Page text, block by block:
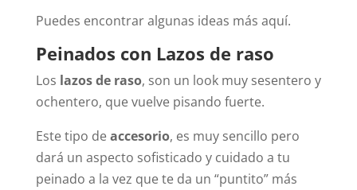
Puedes encontrar algunas ideas más aquí.
Peinados con Lazos de raso
Los lazos de raso, son un look muy sesentero y
ochentero, que vuelve pisando fuerte.
Este tipo deaccesorio, es muy sencillo pero
dará un aspecto sofisticado y cuidado a tu
peinado a la vez que te da un “puntito” más